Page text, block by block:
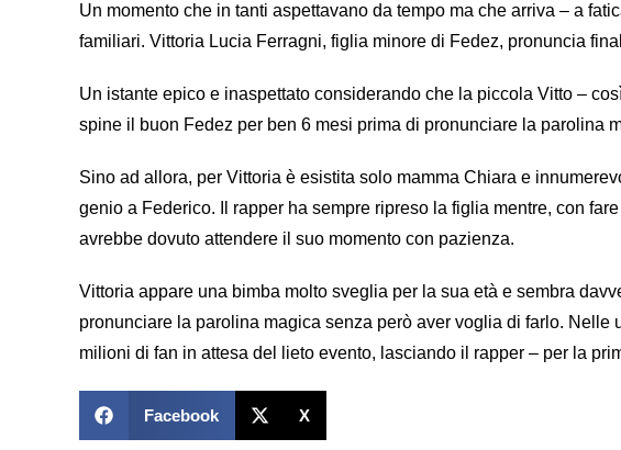
Un momento che in tanti aspettavano da tempo ma che arriva – a
familiari. Vittoria Lucia Ferragni, figlia minore di Fedez, pronuncia
Un istante epico e inaspettato considerando che la piccola Vitto –
spine il buon Fedez per ben 6 mesi prima di pronunciare la parolina
Sino ad allora, per Vittoria è esistita solo mamma Chiara e
genio a Federico. Il rapper ha sempre ripreso la figlia mentre, con
avrebbe dovuto attendere il suo momento con pazienza.
Vittoria appare una bimba molto sveglia per la sua età e sembra
pronunciare la parolina magica senza però aver voglia di farlo. Nelle
milioni di fan in attesa del lieto evento, lasciando il rapper – per la
Facebook X